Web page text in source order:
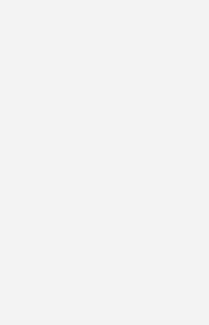
im Gegensatz zu
Nutzung erneuerbaren
in den Stromverbrauch
der Energy-Charts.
einem hohen Angebot
und
teilnehmen. (kw)